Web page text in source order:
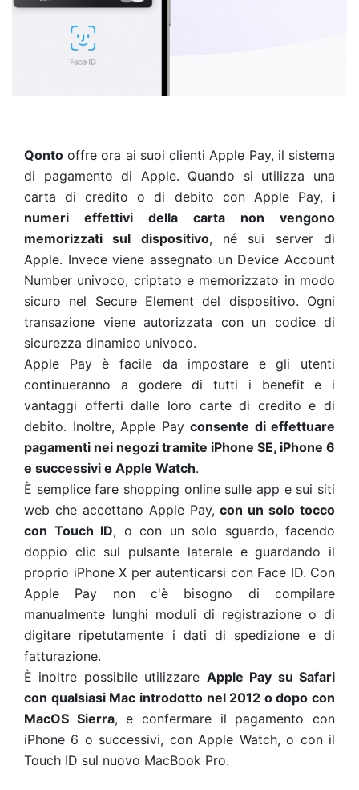
Qonto offre ora ai suoi clienti Apple Pay, il sistema
di pagamento di Apple. Quando si utilizza una
carta di credito o di debito con Apple Pay, i
numeri effettivi della carta non vengono
memorizzati sul dispositivo, né sui server di
Apple. Invece viene assegnato un Device Account
Number univoco, criptato e memorizzato in modo
sicuro nel Secure Element del dispositivo. Ogni
transazione viene autorizzata con un codice di
sicurezza dinamico univoco.
Apple Pay è facile da impostare e gli utenti
continueranno a godere di tutti i benefit e i
vantaggi offerti dalle loro carte di credito e di
debito. Inoltre, Apple Pay consente di effettuare
pagamenti nei negozi tramite iPhone SE, iPhone 6
e successivi e Apple Watch.
È semplice fare shopping online sulle app e sui siti
web che accettano Apple Pay,con un solo tocco
con Touch ID, o con un solo sguardo, facendo
doppio clic sul pulsante laterale e guardando il
proprio iPhone X per autenticarsi con Face ID. Con
Apple Pay non c'è bisogno di compilare
manualmente lunghi moduli di registrazione o di
digitare ripetutamente i dati di spedizione e di
fatturazione.
È inoltre possibile utilizzare Apple Pay su Safari
con qualsiasi Mac introdotto nel 2012 o dopo con
MacOS Sierra, e confermare il pagamento con
iPhone 6 o successivi, con Apple Watch, o con il
Touch ID sul nuovo MacBook Pro.